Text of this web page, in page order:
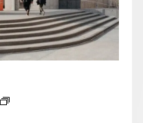
OMCA